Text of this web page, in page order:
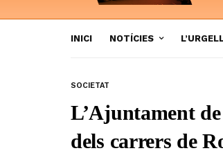
INICI NOTÍCIES
SOCIETAT
L’Ajuntament
dels carrers de